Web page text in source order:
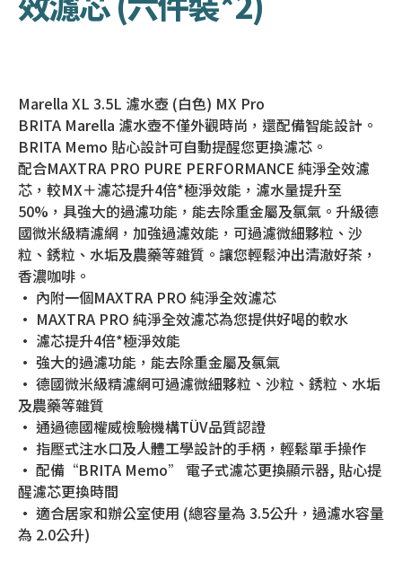
Marella XL 3.5L 濾水壺 (白色) MX Pro
BRITA Marella 濾水壺不僅外觀時尚，還配備智能設計。
BRITA Memo 貼心設計可自動提醒您更換濾芯。
配合MAXTRA PRO PURE PERFORMANCE 純淨全效濾
芯，較MX＋濾芯提升4倍*極淨效能，濾水量提升至
50%，具強大的過濾功能，能去除重金屬及氯氣。升級德
國微米級精濾網，加強過濾效能，可過濾微細夥粒、沙
粒、銹粒、水垢及農藥等雜質。讓您輕鬆沖出清澈好茶，
香濃咖啡。
• 內附一個MAXTRA PRO 純淨全效濾芯
• MAXTRA PRO 純淨全效濾芯為您提供好喝的軟水
• 濾芯提升4倍*極淨效能
• 強大的過濾功能，能去除重金屬及氯氣
• 德國微米級精濾網可過濾微細夥粒、沙粒、銹粒、水垢
及農藥等雜質
• 通過德國權威檢驗機構TÜV品質認證
• 指壓式注水口及人體工學設計的手柄，輕鬆單手操作
• 配備“BRITA Memo” 電子式濾芯更換顯示器, 貼心提
醒濾芯更換時間
• 適合居家和辦公室使用 (總容量為 3.5公升，過濾水容量
為 2.0公升)